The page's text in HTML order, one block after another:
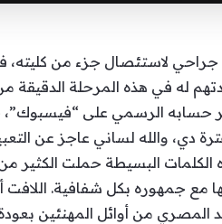
جراحي لاستئصال جزء من
له في هذه المرحلة الدقيقة
حسابه الرسمي على
والله لساني عاجز عن
الكلمات البسيطة حملت الكثير
مع جمهوره بكل شفافية.
من أوائل المهنئين